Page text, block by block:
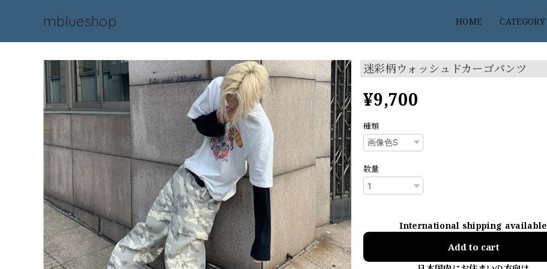
mblueshop HOME CATEGORY
迷彩柄ウォッシュドカーゴパンツ
¥9,700
種類
数量
International shipping available
Add to cart